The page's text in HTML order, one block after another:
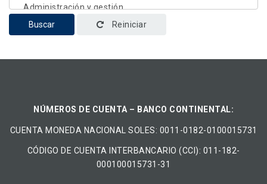
Buscar Reiniciar
NÚMEROS DE CUENTA – BANCO CONTINENTAL:
CUENTA MONEDA NACIONAL​ ​SOLES​: 0011-0182-0100015731
CÓDIGO DE CUENTA INTERBANCARIO (CCI): 011-182-
000100015731-31